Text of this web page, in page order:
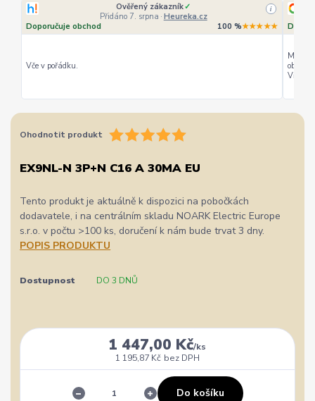
Ověřený zákazník✓
Přidáno 7. srpna · Heureka.cz
i
Doporučuje obchod 100 %★★★★★
Vče v pořádku.
Můžu
Vřele
Ohodnotit produkt
EX9NL-N 3P+N C16 A 30MA EU
Tento produkt je aktuálně k dispozici na pobočkách
dodavatele, i na centrálním skladu NOARK Electric Europe
s.r.o. v počtu >100 ks, doručení k nám bude trvat 3 dny.
POPIS PRODUKTU
Dostupnost DO 3 DNŮ
1 447,00 Kč/ks
1 195,87 Kč bez DPH
Do košíku